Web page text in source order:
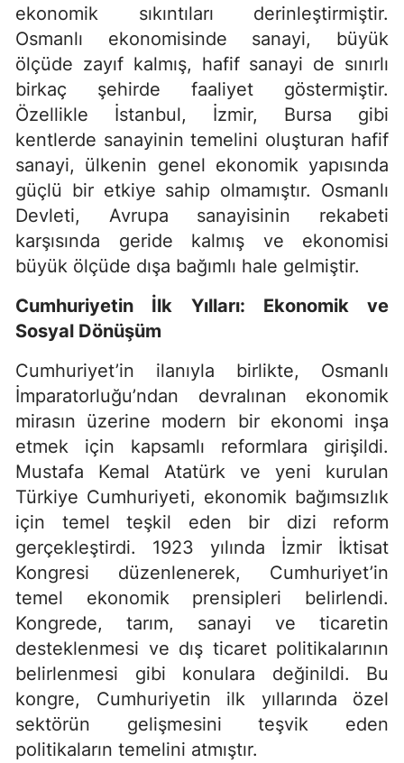
ekonomik sıkıntıları derinleştirmiştir.
Osmanlı ekonomisinde sanayi, büyük
ölçüde zayıf kalmış, hafif sanayi de sınırlı
birkaç şehirde faaliyet göstermiştir.
Özellikle İstanbul, İzmir, Bursa gibi
kentlerde sanayinin temelini oluşturan hafif
sanayi, ülkenin genel ekonomik yapısında
güçlü bir etkiye sahip olmamıştır. Osmanlı
Devleti, Avrupa sanayisinin rekabeti
karşısında geride kalmış ve ekonomisi
büyük ölçüde dışa bağımlı hale gelmiştir.
Cumhuriyetin İlk Yılları: Ekonomik ve
Sosyal Dönüşüm
Cumhuriyet’in ilanıyla birlikte, Osmanlı
İmparatorluğu’ndan devralınan ekonomik
mirasın üzerine modern bir ekonomi inşa
etmek için kapsamlı reformlara girişildi.
Mustafa Kemal Atatürk ve yeni kurulan
Türkiye Cumhuriyeti, ekonomik bağımsızlık
için temel teşkil eden bir dizi reform
gerçekleştirdi. 1923 yılında İzmir İktisat
Kongresi düzenlenerek, Cumhuriyet’in
temel ekonomik prensipleri belirlendi.
Kongrede, tarım, sanayi ve ticaretin
desteklenmesi ve dış ticaret politikalarının
belirlenmesi gibi konulara değinildi. Bu
kongre, Cumhuriyetin ilk yıllarında özel
sektörün gelişmesini teşvik eden
politikaların temelini atmıştır.